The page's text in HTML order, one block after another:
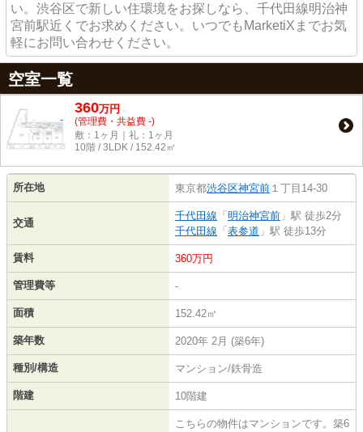
い。渋谷区で新しい住環境をお探しなら、千代田線明治神
宮前駅近くでお求めください。いつでもMarketiXまでお気
軽にお問い合わせください。
空室一覧
360万円
(管理費・共益費 -)
敷：1ヶ月｜礼：1ヶ月
10階 / 3LDK / 152.42㎡
所在地 東京都渋谷区神宮前 １丁目14-30
交通
千代田線 「 明治神宮前 」駅 徒歩2分
千代田線 「 表参道 」駅 徒歩13分
賃料 360万円
管理費等 -
面積 152.42㎡
築年数 2020年 2月 (築6年)
種別/構造 マンション/鉄骨造
階建 10階建
こちらの物件はマンションです。築6